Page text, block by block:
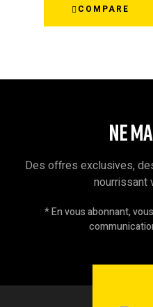
COMPARE
NE
Des offres exclusives,
nourrissant
* En vous abonnant,